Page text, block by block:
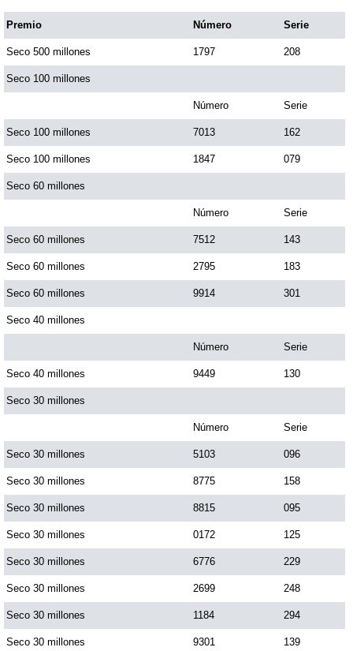
Dorado Noche
Fantástica Día
Fantástica Noche
Motilon Noche
Paisita Día
Paisita Noche
Paisita 3
Pick 3 Día
Pick 3 Noche
Pick 4 Día
Pick 4 Noche
Premio Número Serie
Seco 500 millones 1797 208
Seco 100 millones
Número Serie
Seco 100 millones 7013 162
Seco 100 millones 1847 079
Seco 60 millones
Número Serie
Seco 60 millones 7512 143
Seco 60 millones 2795 183
Seco 60 millones 9914 301
Seco 40 millones
Número Serie
Seco 40 millones 9449 130
Seco 30 millones
Número Serie
Seco 30 millones 5103 096
Seco 30 millones 8775 158
Seco 30 millones 8815 095
Seco 30 millones 0172 125
Seco 30 millones 6776 229
Seco 30 millones 2699 248
Seco 30 millones 1184 294
Seco 30 millones 9301 139